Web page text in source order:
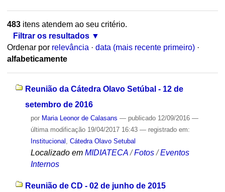
483itens atendem ao seu critério.
Filtrar os resultados
Ordenar por relevância · data (mais recente primeiro) ·
alfabeticamente
Reunião da Cátedra Olavo Setúbal - 12 de
setembro de 2016
por Maria Leonor de Calasans — publicado12/09/2016 —
última modificação19/04/2017 16:43 — registrado em:
Institucional
Cátedra Olavo Setubal
Localizado em MIDIATECA /Fotos /Eventos
Internos
Reunião de CD - 02 de junho de 2015